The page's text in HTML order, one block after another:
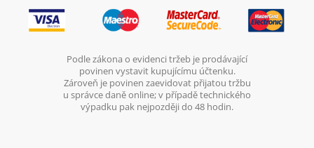
Podle zákona o evidenci tržeb je prodávající
povinen vystavit kupujícímu účtenku.
Zároveň je povinen zaevidovat přijatou tržbu
u správce daně online; v případě technického
výpadku pak nejpozději do 48 hodin.